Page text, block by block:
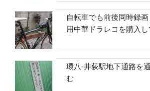
自転車でも前後同時録
用中華ドラレコを購入し
環八-井荻駅地下通路を
む